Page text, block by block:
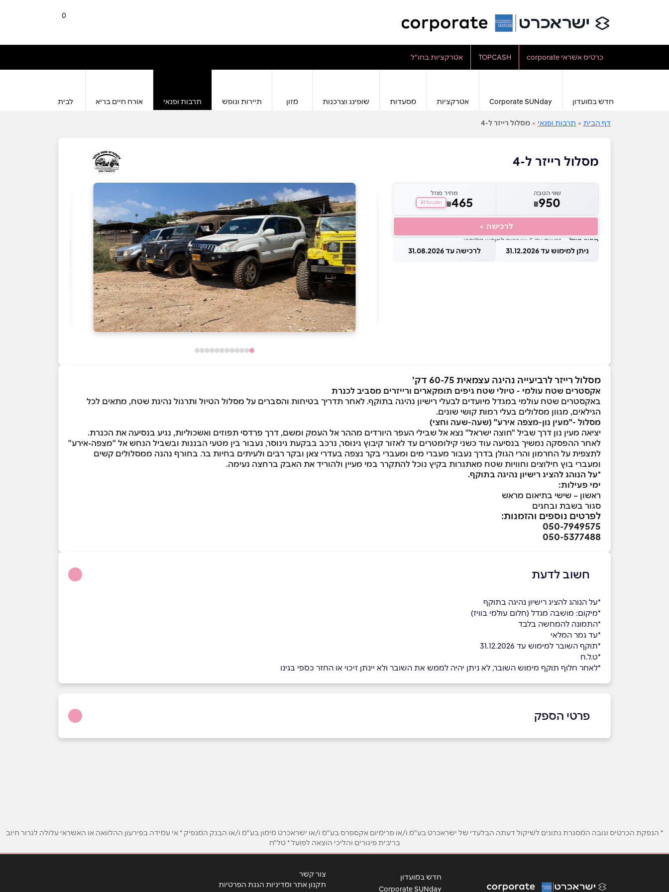
0
כרטיס אשראי corporate TOPCASH אטרקציות בחו"ל
חדש במועדון Corporate SUNday אטרקציות מסעדות שופינג וצרכנות מזון תיירות ונופש תרבות ופנאי אורח חיים בריא לבית
דף הבית > תרבות ופנאי > מסלול רייזר ל-4
מסלול רייזר ל-4
שווי הטבה
₪950
מחיר מוזל
₪465 חסכת51%
לרכישה >
מחיר מוזל — זכאות עד 5 שוברים לחודש קלנדרי
ניתן למימוש עד 31.12.2026 לרכישה עד 31.08.2026
מסלול רייזר לרביעייה נהיגה עצמאית 60-75 דק'
אקסטרים שטח עולמי - טיולי שטח גיפים תומקארים ורייזרים מסביב לכנרת
באקסטרים שטח עולמי במגדל מיועדים לבעלי רישיון נהיגה בתוקף. לאחר תדריך בטיחות והסברים על מסלול הטיול ותרגול נהיגת שטח, מתאים לכל
הגילאים, מגוון מסלולים בעלי רמות קושי שונים.
מסלול -"מעין נון-מצפה אירע" (שעה-שעה וחצי)
יציאה מעין נון דרך שביל "חוצה ישראל" נצא אל שבילי העפר היורדים מההר אל העמק ומשם, דרך פרדסי תפוזים ואשכוליות, נגיע בנסיעה את הכנרת.
לאחר ההפסקה נמשיך בנסיעה עוד כשני קילומטרים עד לאזור קיבוץ גינוסר, נרכב בבקעת גינוסר, נעבור בין מטעי הבננות ובשביל הנחש אל "מצפה-אירע"
לתצפית על החרמון והרי הגולן בדרך נעבור מעברי מים ומעברי בקר נצפה בעדרי צאן ובקר רבים ולעיתים בחיות בר. בחורף נהנה ממסלולים קשים
ומעברי בוץ חילוצים וחוויות שטח מאתגרות בקיץ נוכל להתקרר במי מעיין ולהוריד את האבק ברחצה נעימה.
*על הנוהג להציג רישיון נהיגה בתוקף.
ימי פעילות:
ראשון – שישי בתיאום מראש
סגור בשבת ובחגים
לפרטים נוספים והזמנות:
050-7949575
050-5377488
חשוב לדעת
*על הנוהג להציג רישיון נהיגה בתוקף
*מיקום: מושבה מגדל (חלום עולמי בוויז)
ָ*התמונה להמחשה בלבד
*עד גמר המלאי
*תוקף השובר למימוש עד 31.12.2026
*ט.ל.ח
*לאחר חלוף תוקף מימוש השובר, לא ניתן יהיה לממש את השובר ולא יינתן זיכוי או החזר כספי בגינו
פרטי הספק
נושא*
* הנפקת הכרטיס וגובה המסגרת נתונים לשיקול דעתה הבלעדי של ישראכרט בע"מ ו/או פרימיום אקספרס בע"מ ו/או ישראכרט מימון בע"מ ו/או הבנק המנפיק * אי עמידה בפירעון ההלוואה או האשראי עלולה לגרור חיוב
בריבית פיגורים והליכי הוצאה לפועל * טל"ח
חדש במועדון
Corporate SUNday
צור קשר
תקנון אתר ומדיניות הגנת הפרטיות